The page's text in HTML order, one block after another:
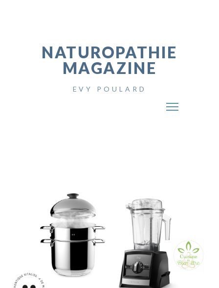
NATUROPATHIE
MAGAZINE
EVY POULARD